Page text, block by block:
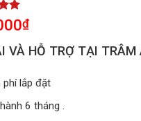
₫
VÀ HỖ TRỢ TẠI TRÂM
phí lắp đặt
6 tháng .